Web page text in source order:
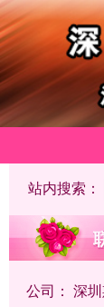
站内搜索：
公司： 深